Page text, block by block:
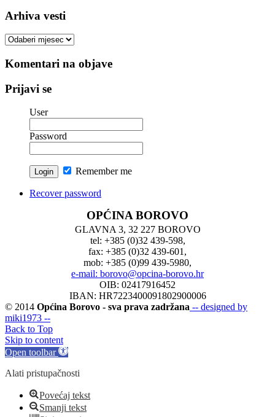
Arhiva vesti
Arhiva
Komentari na objave
Prijavi se
User
Password
Remember me
Recover password
OPĆINA BOROVO
GLAVNA 3, 32 227 BOROVO
tel: +385 (0)32 439-598,
fax: +385 (0)32 439-601,
mob: +385 (0)99 439-5980,
e-mail: borovo@opcina-borovo.hr
OIB: 02417916452
IBAN: HR7223400091802900006
© 2014 Općina Borovo - sva prava zadržana -- designed by
miki1973 --
Back to Top
Skip to content
Open toolbar
Alati pristupačnosti
Povećaj tekst
Smanji tekst